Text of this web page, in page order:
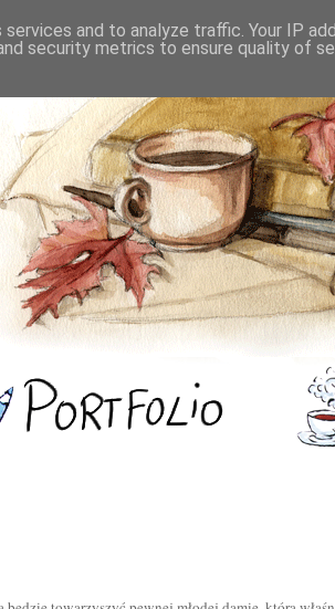
and to analyze traffic. Your IP
security metrics to ensure quality of